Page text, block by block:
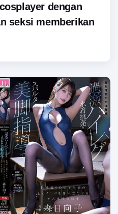
dengan
seksi memberikan